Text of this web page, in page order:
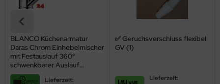
BLANCO Küchenarmatur
Daras Chrom Einhebelmischer
mit Festauslauf 360°
schwenkbarer Auslauf
Niederdruck
Lieferzeit:
✅ Geruchsverschluss flexibel
GV (1)
Lieferzeit: